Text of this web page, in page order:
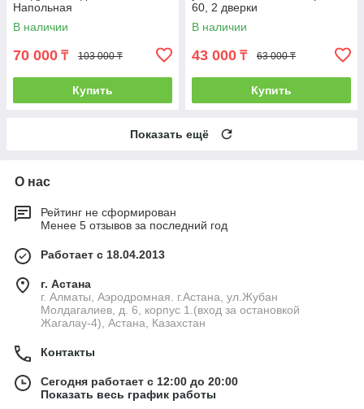
Напольная
В наличии
70 000 ₸ 103 000 ₸
Купить
60, 2 дверки
В наличии
43 000 ₸ 63 000 ₸
Купить
Показать ещё
О нас
Рейтинг не сформирован
Менее 5 отзывов за последний год
Работает с 18.04.2013
г. Астана
г. Алматы, Аэродромная. г.Астана, ул.Жубан
Молдагалиев, д. 6, корпус 1.(вход за остановкой
Жагалау-4), Астана, Казахстан
Контакты
Сегодня работает с 12:00 до 20:00
Показать весь график работы